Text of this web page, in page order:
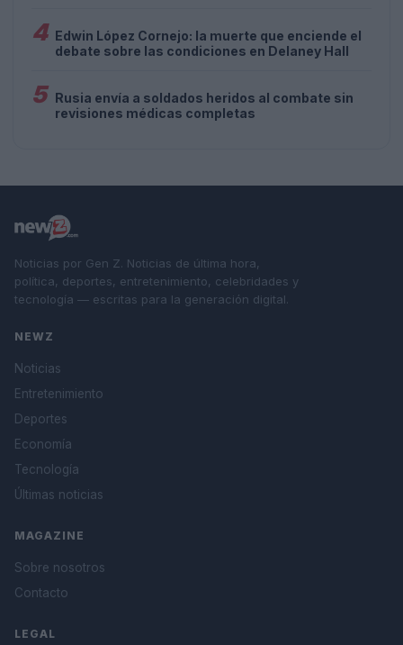
4 Edwin López Cornejo: la muerte que enciende el
debate sobre las condiciones en Delaney Hall
5 Rusia envía a soldados heridos al combate sin
revisiones médicas completas
Noticias por Gen Z. Noticias de última hora,
política, deportes, entretenimiento, celebridades y
tecnología — escritas para la generación digital.
NEWZ
Noticias
Entretenimiento
Deportes
Economía
Tecnología
Últimas noticias
MAGAZINE
Sobre nosotros
Contacto
LEGAL